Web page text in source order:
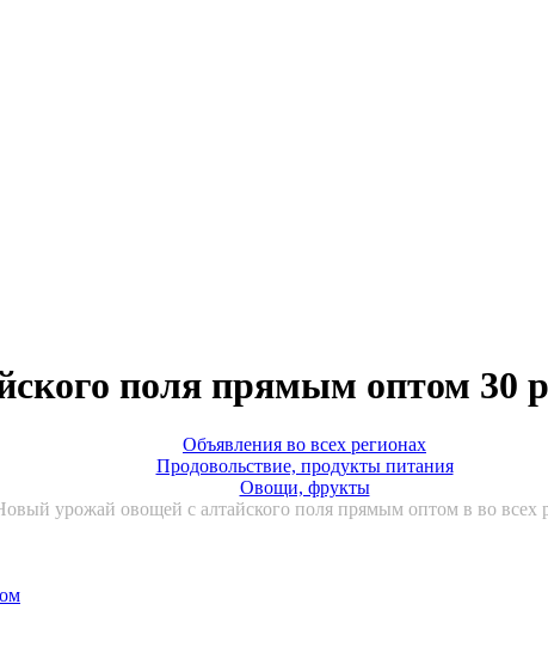
поля прямым оптом 30
Объявления во всех регионах
Продовольствие, продукты питания
Овощи, фрукты
урожай овощей с алтайского поля прямым оптом в во всех